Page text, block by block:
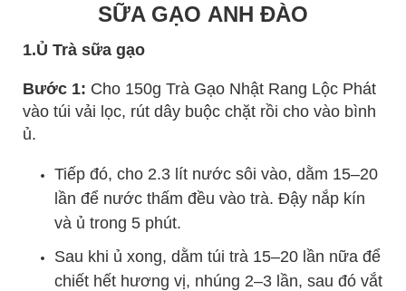
SỮA GẠO ANH ĐÀO
1.Ủ Trà sữa gạo
Bước 1: Cho 150g Trà Gạo Nhật Rang Lộc Phát
vào túi vải lọc, rút dây buộc chặt rồi cho vào bình
ủ.
Tiếp đó, cho 2.3 lít nước sôi vào, dằm 15–20
lần để nước thấm đều vào trà. Đậy nắp kín
và ủ trong 5 phút.
Sau khi ủ xong, dằm túi trà 15–20 lần nữa để
chiết hết hương vị, nhúng 2–3 lần, sau đó vắt